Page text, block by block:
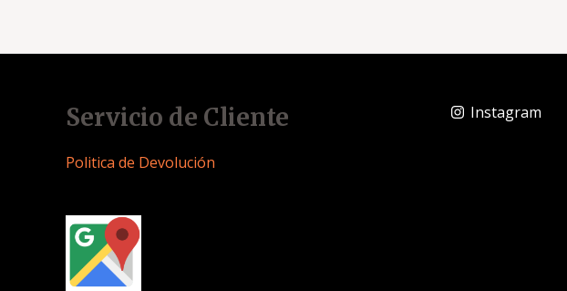
Servicio de Cliente
Politica de Devolución
Instagram